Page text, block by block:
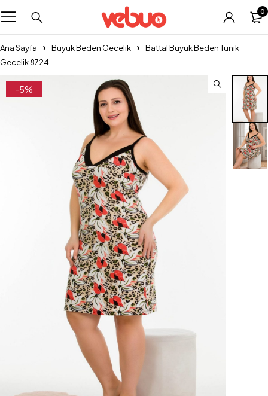
0
Ana Sayfa Büyük Beden Gecelik
Battal Büyük Beden Tunik
Gecelik 8724
-5%